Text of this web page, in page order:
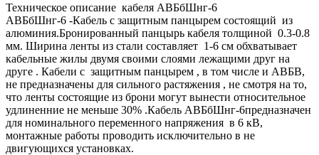
Техническое описание кабеля АВБбШнг-6
АВБбШнг-6 -Кабель с защитным панцырем состоящий из
алюминия.Бронированный панцырь кабеля толщиной 0.3-0.8
мм. Ширина ленты из стали составляет 1-6 см обхватывает
кабельные жилы двумя своими слоями лежащими друг на
друге . Кабели с защитным панцырем , в том числе и АВБВ,
не предназначены для сильного растяжения , не смотря на то,
что ленты состоящие из брони могут вынести относительное
удлиненние не меньше 30% .Кабель АВБбШнг-6предназначен
для номинального переменного напряжения в 6 кВ,
монтажные работы проводить исключительно в не
двигующихся установках.